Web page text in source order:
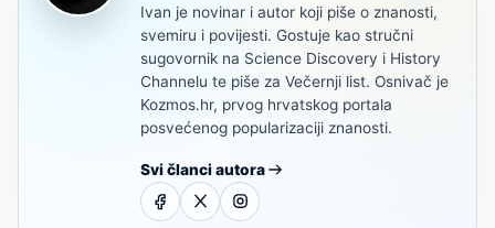
Ivan je novinar i autor koji piše o znanosti,
svemiru i povijesti. Gostuje kao stručni
sugovornik na Science Discovery i History
Channelu te piše za Večernji list. Osnivač je
Kozmos.hr, prvog hrvatskog portala
posvećenog popularizaciji znanosti.
Svi članci autora